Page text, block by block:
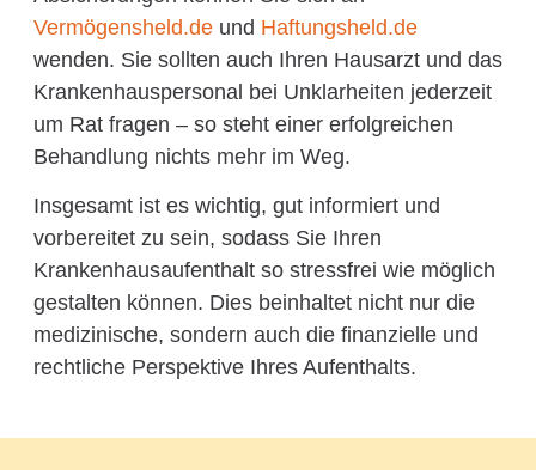
Vermögensheld.deund Haftungsheld.de
wenden. Sie sollten auch Ihren Hausarzt und das
Krankenhauspersonal bei Unklarheiten jederzeit
um Rat fragen – so steht einer erfolgreichen
Behandlung nichts mehr im Weg.
Insgesamt ist es wichtig, gut informiert und
vorbereitet zu sein, sodass Sie Ihren
Krankenhausaufenthalt so stressfrei wie möglich
gestalten können. Dies beinhaltet nicht nur die
medizinische, sondern auch die finanzielle und
rechtliche Perspektive Ihres Aufenthalts.